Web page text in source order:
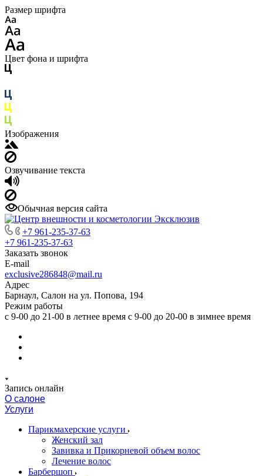
Размер шрифта
Цвет фона и шрифта
Изображения
Озвучивание текста
Обычная версия сайта
+7 961-235-37-63
+7 961-235-37-63
Заказать звонок
E-mail
exclusive286848@mail.ru
Адрес
Барнаул, Салон на ул. Попова, 194
Режим работы
с 9-00 до 21-00 в летнее время с 9-00 до 20-00 в зимнее время
Запись онлайн
О салоне
Услуги
Парикмахерские услуги
Женский зал
Завивка и Прикорневой объем волос
Лечение волос
Барбершоп